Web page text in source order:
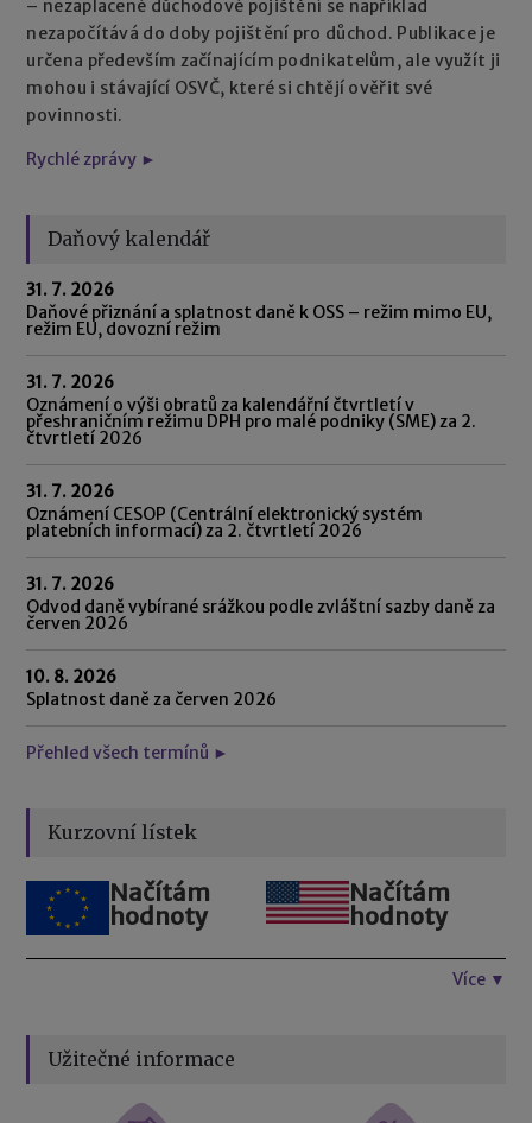
– nezaplacené důchodové pojištění se například
nezapočítává do doby pojištění pro důchod. Publikace je
určena především začínajícím podnikatelům, ale využít ji
mohou i stávající OSVČ, které si chtějí ověřit své
povinnosti.
Rychlé zprávy ►
Daňový kalendář
31. 7. 2026
Daňové přiznání a splatnost daně k OSS – režim mimo EU,
režim EU, dovozní režim
31. 7. 2026
Oznámení o výši obratů za kalendářní čtvrtletí v
přeshraničním režimu DPH pro malé podniky (SME) za 2.
čtvrtletí 2026
31. 7. 2026
Oznámení CESOP (Centrální elektronický systém
platebních informací) za 2. čtvrtletí 2026
31. 7. 2026
Odvod daně vybírané srážkou podle zvláštní sazby daně za
červen 2026
10. 8. 2026
Splatnost daně za červen 2026
Přehled všech termínů ►
Kurzovní lístek
Načítám
hodnoty
Načítám
hodnoty
Více ▼
Užitečné informace